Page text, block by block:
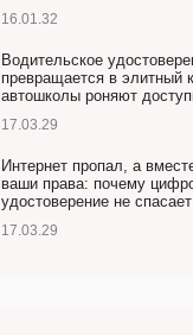
16.01.32
Водительское
превращается в элитный
автошколы роняют
17.03.29
Интернет пропал, а
ваши права: почему
удостоверение не спасает
17.03.29